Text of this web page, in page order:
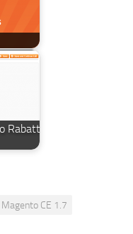
Rabatt
Magento CE 1.7